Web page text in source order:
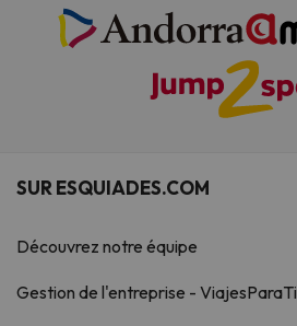
SUR ESQUIADES.COM
Découvrez notre équipe
Gestion de l'entreprise - ViajesParaTi